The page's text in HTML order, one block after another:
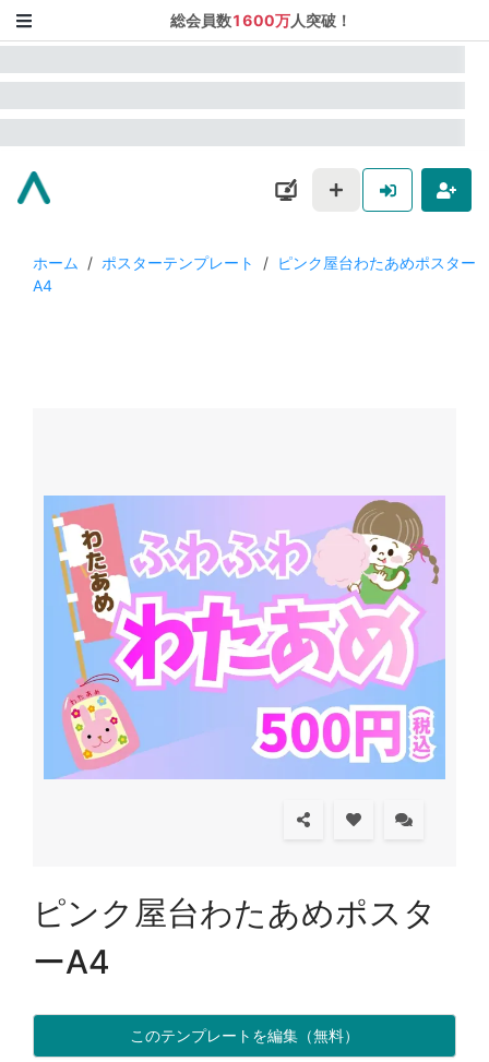
総会員数1600万人突破！
ホーム / ポスターテンプレート / ピンク屋台わたあめポスター
A4
ピンク屋台わたあめポスタ
ーA4
このテンプレートを編集（無料）